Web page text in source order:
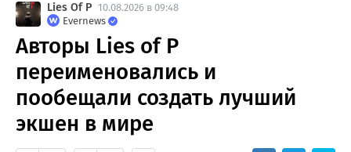
Lies Of P 10.08.2026 в 09:48
Evernews
Авторы Lies of P
переименовались и
пообещали создать лучший
экшен в мире